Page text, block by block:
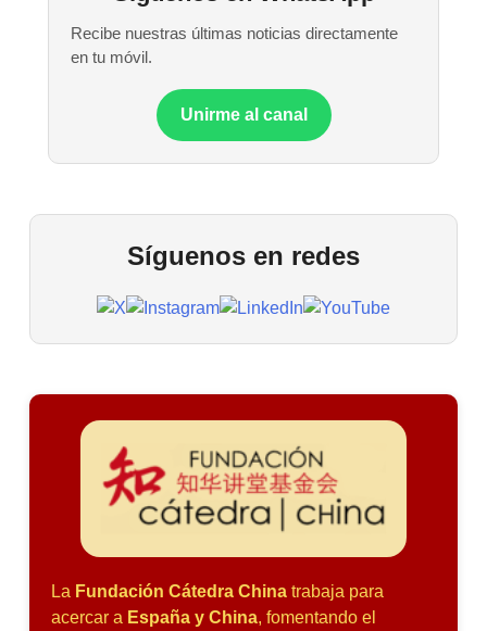
Recibe nuestras últimas noticias directamente
en tu móvil.
Unirme al canal
Síguenos en redes
La Fundación Cátedra China trabaja para
acercar a España y China, fomentando el